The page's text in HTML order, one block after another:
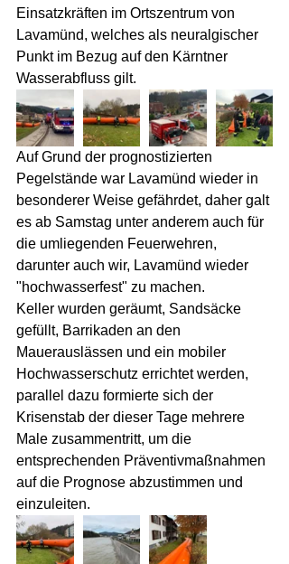
Einsatzkräften im Ortszentrum von
Lavamünd, welches als neuralgischer
Punkt im Bezug auf den Kärntner
Wasserabfluss gilt.
Auf Grund der prognostizierten
Pegelstände war Lavamünd wieder in
besonderer Weise gefährdet, daher galt
es ab Samstag unter anderem auch für
die umliegenden Feuerwehren,
darunter auch wir, Lavamünd wieder
"hochwasserfest" zu machen.
Keller wurden geräumt, Sandsäcke
gefüllt, Barrikaden an den
Mauerauslässen und ein mobiler
Hochwasserschutz errichtet werden,
parallel dazu formierte sich der
Krisenstab der dieser Tage mehrere
Male zusammentritt, um die
entsprechenden Präventivmaßnahmen
auf die Prognose abzustimmen und
einzuleiten.